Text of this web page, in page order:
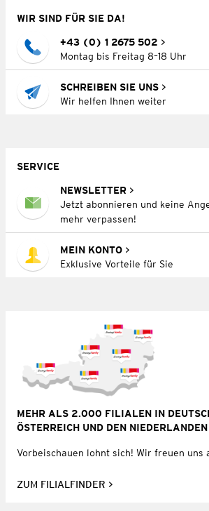
WIR SIND FÜR SIE DA!
+43 (0) 1 2675 502
Montag bis Freitag 8–18 Uhr
SCHREIBEN SIE UNS
Wir helfen Ihnen weiter
SERVICE
NEWSLETTER
Jetzt abonnieren und keine
mehr verpassen!
MEIN KONTO
Exklusive Vorteile für Sie
MEHR ALS 2.000 FILIALEN IN
ÖSTERREICH UND DEN NIEDERLANDEN
Vorbeischauen lohnt sich! Wir freuen uns
ZUM FILIALFINDER